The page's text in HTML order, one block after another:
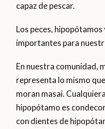
capaz de pescar.
Los peces,
importantes para
En nuestra comunidad,
representa lo mismo
moran masai.
hipopótamo es
con dientes de